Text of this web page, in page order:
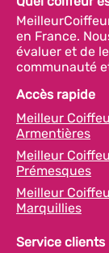
en France.
évaluer et de
communauté
Accès rapide
Meilleur
Armentières
Meilleur
Prémesques
Meilleur
Marquillies
Service clients